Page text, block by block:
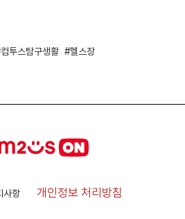
컴투스탐구생활 헬스장
사항 개인정보 처리방침